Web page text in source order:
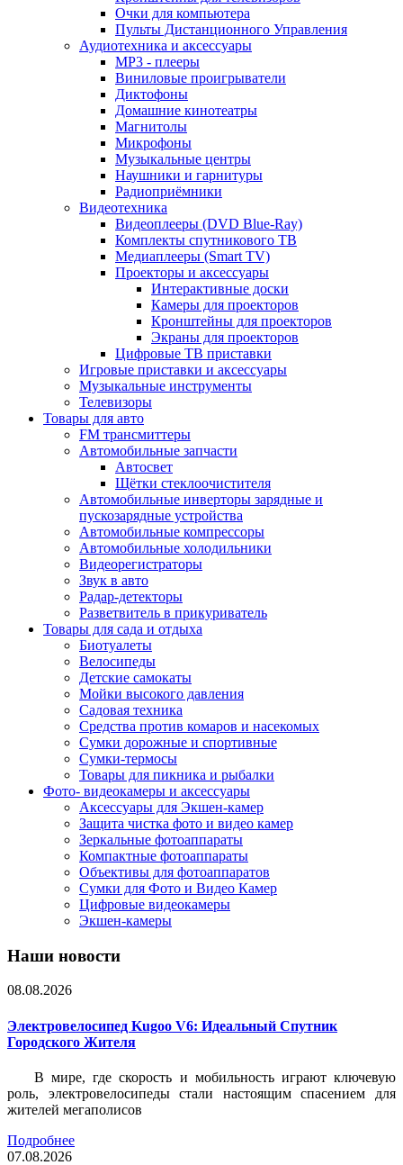
Очки для компьютера
Пульты Дистанционного Управления
Аудиотехника и аксессуары
MP3 - плееры
Виниловые проигрыватели
Диктофоны
Домашние кинотеатры
Магнитолы
Микрофоны
Музыкальные центры
Наушники и гарнитуры
Радиоприёмники
Видеотехника
Видеоплееры (DVD Blue-Ray)
Комплекты спутникового ТВ
Медиаплееры (Smart TV)
Проекторы и аксессуары
Интерактивные доски
Камеры для проекторов
Кронштейны для проекторов
Экраны для проекторов
Цифровые ТВ приставки
Игровые приставки и аксессуары
Музыкальные инструменты
Телевизоры
Товары для авто
FM трансмиттеры
Автомобильные запчасти
Автосвет
Щётки стеклоочистителя
Автомобильные инверторы зарядные и
пускозарядные устройства
Автомобильные компрессоры
Автомобильные холодильники
Видеорегистраторы
Звук в авто
Радар-детекторы
Разветвитель в прикуриватель
Товары для сада и отдыха
Биотуалеты
Велосипеды
Детские самокаты
Мойки высокого давления
Садовая техника
Средства против комаров и насекомых
Сумки дорожные и спортивные
Сумки-термосы
Товары для пикника и рыбалки
Фото- видеокамеры и аксессуары
Аксессуары для Экшен-камер
Защита чистка фото и видео камер
Зеркальные фотоаппараты
Компактные фотоаппараты
Объективы для фотоаппаратов
Сумки для Фото и Видео Камер
Цифровые видеокамеры
Экшен-камеры
Наши новости
08.08.2026
Электровелосипед Kugoo V6: Идеальный Спутник
Городского Жителя
В мире, где скорость и мобильность играют ключевую
роль, электровелосипеды стали настоящим спасением для
жителей мегаполисов
Подробнее
07.08.2026